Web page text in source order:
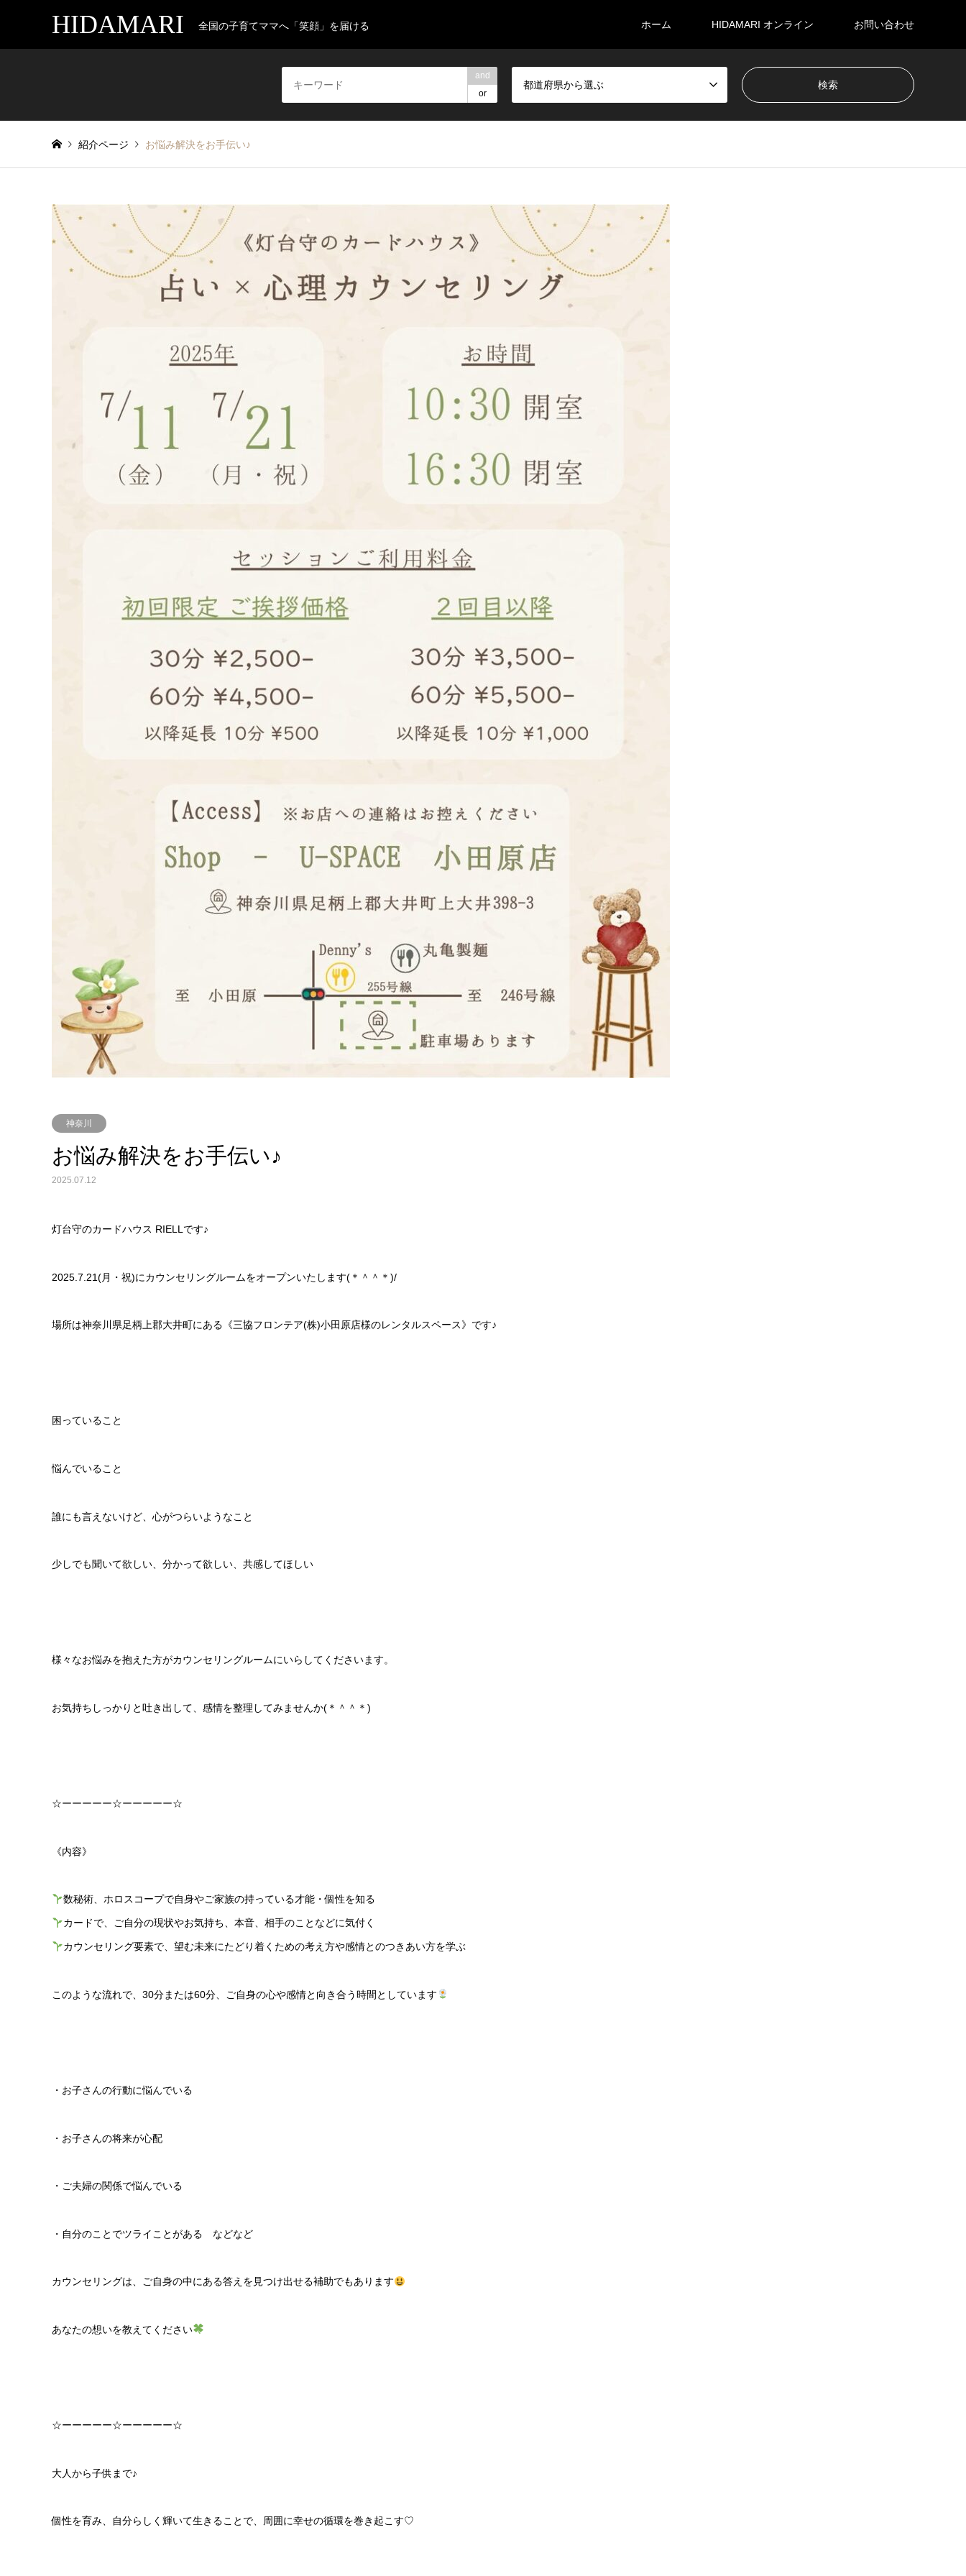
HIDAMARI 全国の子育てママへ「笑顔」を届ける ホーム HIDAMARI オンライン お問い合わせ
and
or
都道府県から選ぶ
紹介ページ お悩み解決をお手伝い♪
神奈川
お悩み解決をお手伝い♪
2025.07.12
灯台守のカードハウス RIELLです♪
2025.7.21(月・祝)にカウンセリングルームをオープンいたします(＊＾＾＊)/
場所は神奈川県足柄上郡大井町にある《三協フロンテア(株)小田原店様のレンタルスペース》です♪
困っていること
悩んでいること
誰にも言えないけど、心がつらいようなこと
少しでも聞いて欲しい、分かって欲しい、共感してほしい
様々なお悩みを抱えた方がカウンセリングルームにいらしてくださいます。
お気持ちしっかりと吐き出して、感情を整理してみませんか(＊＾＾＊)
☆ーーーーー☆ーーーーー☆
《内容》
数秘術、ホロスコープで自身やご家族の持っている才能・個性を知る
カードで、ご自分の現状やお気持ち、本音、相手のことなどに気付く
カウンセリング要素で、望む未来にたどり着くための考え方や感情とのつきあい方を学ぶ
このような流れで、30分または60分、ご自身の心や感情と向き合う時間としています
・お子さんの行動に悩んでいる
・お子さんの将来が心配
・ご夫婦の関係で悩んでいる
・自分のことでツライことがある などなど
カウンセリングは、ご自身の中にある答えを見つけ出せる補助でもあります
あなたの想いを教えてください
☆ーーーーー☆ーーーーー☆
大人から子供まで♪
個性を育み、自分らしく輝いて生きることで、周囲に幸せの循環を巻き起こす♡